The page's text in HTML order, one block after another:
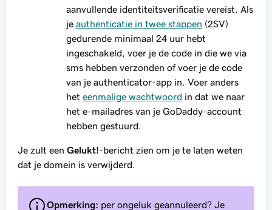
aanvullende identiteitsverificatie vereist. Als
je authenticatie in twee stappen (2SV)
gedurende minimaal 24 uur hebt
ingeschakeld, voer je de code in die we via
sms hebben verzonden of voer je de code
van je authenticator-app in. Voer anders
het eenmalige wachtwoord in dat we naar
het e-mailadres van je GoDaddy-account
hebben gestuurd.
Je zult een Gelukt!-bericht zien om je te laten weten
dat je domein is verwijderd.
Opmerking: per ongeluk geannuleerd? Je